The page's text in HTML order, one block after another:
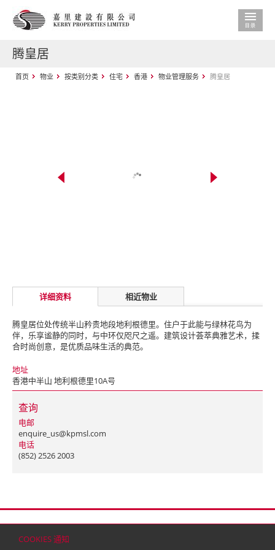
COOKIES 通知
腾皇居
首页 物业 按类别分类 住宅 香港 物业管理服务 腾皇居
详细资料 相近物业
腾皇居位处传统半山矜贵地段地利根德里。住户于此能与绿林花鸟为
伴，乐享谧静的同时，与中环仅咫尺之遥。建筑设计荟萃典雅艺术，揉
合时尚创意，是优质品味生活的典范。
地址
香港中半山 地利根德里10A号
查询
电邮
enquire_us@kpmsl.com
电话
(852) 2526 2003
© 2026 嘉里建设有限公司 (于百慕达注册成立之有限公司)